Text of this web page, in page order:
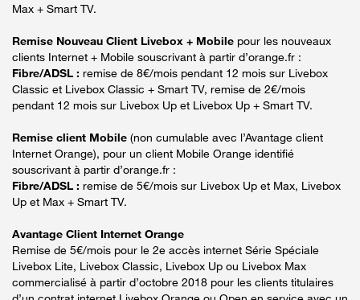
Max + Smart TV.
Remise Nouveau Client Livebox + Mobile pour les nouveaux
clients Internet + Mobile souscrivant à partir d’orange.fr :
Fibre/ADSL : remise de 8€/mois pendant 12 mois sur Livebox
Classic et Livebox Classic + Smart TV, remise de 2€/mois
pendant 12 mois sur Livebox Up et Livebox Up + Smart TV.
Remise client Mobile (non cumulable avec l’Avantage client
Internet Orange), pour un client Mobile Orange identifié
souscrivant à partir d’orange.fr :
Fibre/ADSL : remise de 5€/mois sur Livebox Up et Max, Livebox
Up et Max + Smart TV.
Avantage Client Internet Orange
Remise de 5€/mois pour le 2e accès internet Série Spéciale
Livebox Lite, Livebox Classic, Livebox Up ou Livebox Max
commercialisé à partir d’octobre 2018 pour les clients titulaires